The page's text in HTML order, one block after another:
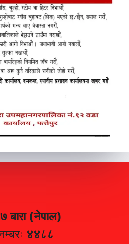
बारा (नेपाल)
४४८८